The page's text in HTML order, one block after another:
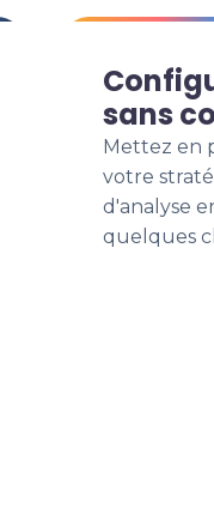
sans
Mettez en
votre
d'analyse
quelques